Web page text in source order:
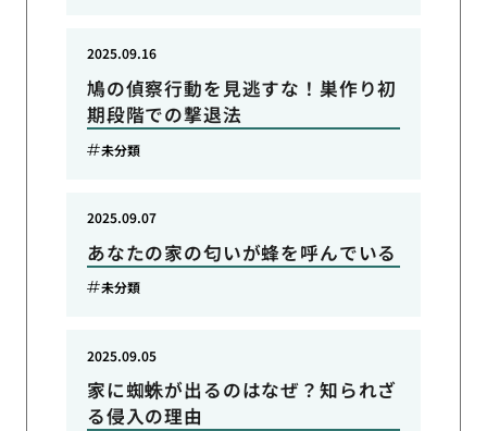
鳩の偵察行動を見逃すな！巣作り初
期段階での撃退法
2025.09.16
未分類
あなたの家の匂いが蜂を呼んでいる
2025.09.07
未分類
家に蜘蛛が出るのはなぜ？知られざ
る侵入の理由
2025.09.05